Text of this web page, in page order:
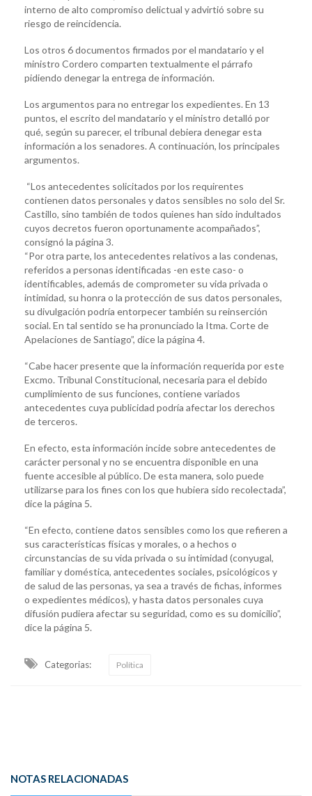
interno de alto compromiso delictual y advirtió sobre su
riesgo de reincidencia.
Los otros 6 documentos firmados por el mandatario y el
ministro Cordero comparten textualmente el párrafo
pidiendo denegar la entrega de información.
Los argumentos para no entregar los expedientes. En 13
puntos, el escrito del mandatario y el ministro detalló por
qué, según su parecer, el tribunal debiera denegar esta
información a los senadores. A continuación, los principales
argumentos.
“Los antecedentes solicitados por los requirentes
contienen datos personales y datos sensibles no solo del Sr.
Castillo, sino también de todos quienes han sido indultados
cuyos decretos fueron oportunamente acompañados”,
consignó la página 3.
“Por otra parte, los antecedentes relativos a las condenas,
referidos a personas identificadas -en este caso- o
identificables, además de comprometer su vida privada o
intimidad, su honra o la protección de sus datos personales,
su divulgación podría entorpecer también su reinserción
social. En tal sentido se ha pronunciado la Itma. Corte de
Apelaciones de Santiago”, dice la página 4.
“Cabe hacer presente que la información requerida por este
Excmo. Tribunal Constitucional, necesaria para el debido
cumplimiento de sus funciones, contiene variados
antecedentes cuya publicidad podría afectar los derechos
de terceros.
En efecto, esta información incide sobre antecedentes de
carácter personal y no se encuentra disponible en una
fuente accesible al público. De esta manera, solo puede
utilizarse para los fines con los que hubiera sido recolectada”,
dice la página 5.
“En efecto, contiene datos sensibles como los que refieren a
sus características físicas y morales, o a hechos o
circunstancias de su vida privada o su intimidad (conyugal,
familiar y doméstica, antecedentes sociales, psicológicos y
de salud de las personas, ya sea a través de fichas, informes
o expedientes médicos), y hasta datos personales cuya
difusión pudiera afectar su seguridad, como es su domicilio”,
dice la página 5.
Categorias: Política
NOTAS RELACIONADAS